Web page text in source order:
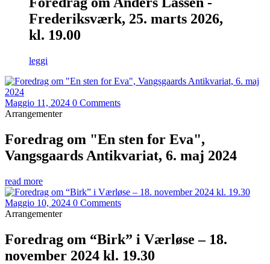
Frederiksværk, 25. marts 2026,
kl. 19.00
leggi
Maggio 11, 2024 0 Comments
Arrangementer
Foredrag om "En sten for Eva",
Vangsgaards Antikvariat, 6. maj 2024
read more
Maggio 10, 2024 0 Comments
Arrangementer
Foredrag om “Birk” i Værløse – 18.
november 2024 kl. 19.30